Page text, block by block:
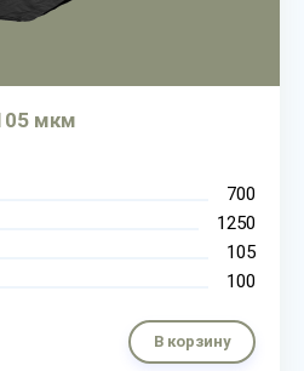
мкм
700
1250
105
100
В корзину